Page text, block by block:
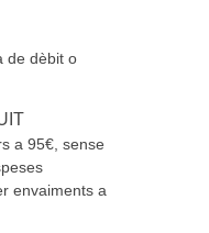
de dèbit o
a 95€, sense
envaiments a